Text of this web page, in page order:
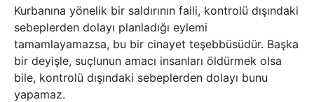
Kurbanına yönelik bir saldırının faili, kontrolü dışındaki
sebeplerden dolayı planladığı eylemi
tamamlayamazsa, bu bir cinayet teşebbüsüdür. Başka
bir deyişle, suçlunun amacı insanları öldürmek olsa
bile, kontrolü dışındaki sebeplerden dolayı bunu
yapamaz.